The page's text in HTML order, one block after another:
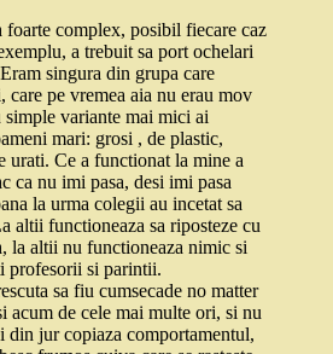
foarte complex, posibil fiecare caz
a trebuit sa port ochelari
singura din grupa care
care pe vremea aia nu erau mov
variante mai mici ai
mari: grosi , de plastic,
urati. Ce a functionat la mine a
ca nu imi pasa, desi imi pasa
la urma colegii au incetat sa
altii functioneaza sa riposteze cu
la altii nu functioneaza nimic si
profesorii si parintii.
sa fiu cumsecade no matter
acum de cele mai multe ori, si nu
din jur copiaza comportamentul,